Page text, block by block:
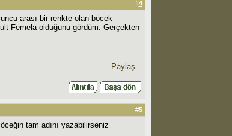
#4
arası bir renkte olan böcek
Femela olduğunu gördüm. Gerçekten
Paylaş
#5
tam adını yazabilirseniz